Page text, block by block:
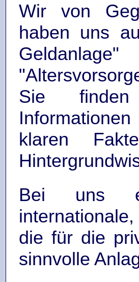
Wir von
haben uns
Sie
klaren
Bei uns
die für die
sinnvolle